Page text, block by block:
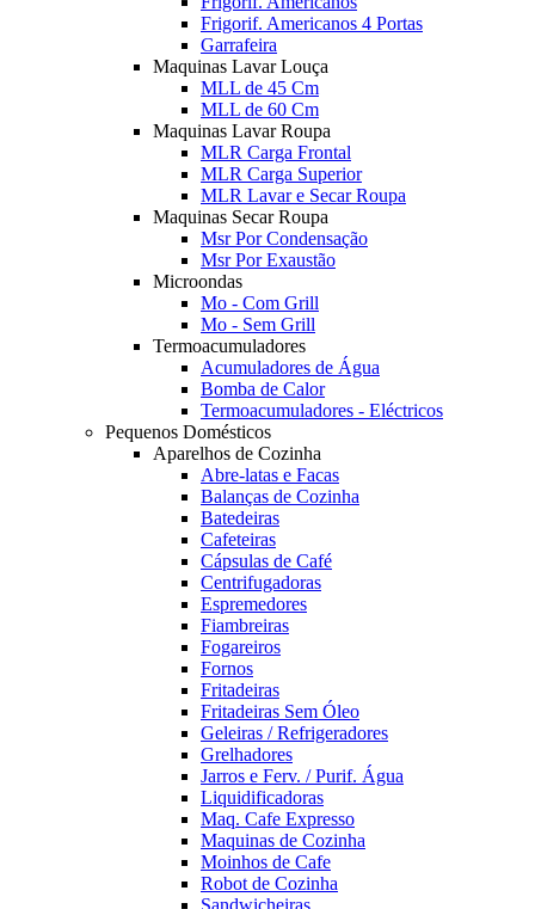
Frigorif. Americanos 4 Portas
Garrafeira
Maquinas Lavar Louça
MLL de 45 Cm
MLL de 60 Cm
Maquinas Lavar Roupa
MLR Carga Frontal
MLR Carga Superior
MLR Lavar e Secar Roupa
Maquinas Secar Roupa
Msr Por Condensação
Msr Por Exaustão
Microondas
Mo - Com Grill
Mo - Sem Grill
Termoacumuladores
Acumuladores de Água
Bomba de Calor
Termoacumuladores - Eléctricos
Pequenos Domésticos
Aparelhos de Cozinha
Abre-latas e Facas
Balanças de Cozinha
Batedeiras
Cafeteiras
Cápsulas de Café
Centrifugadoras
Espremedores
Fiambreiras
Fogareiros
Fornos
Fritadeiras
Fritadeiras Sem Óleo
Geleiras / Refrigeradores
Grelhadores
Jarros e Ferv. / Purif. Água
Liquidificadoras
Maq. Cafe Expresso
Maquinas de Cozinha
Moinhos de Cafe
Robot de Cozinha
Sandwicheiras